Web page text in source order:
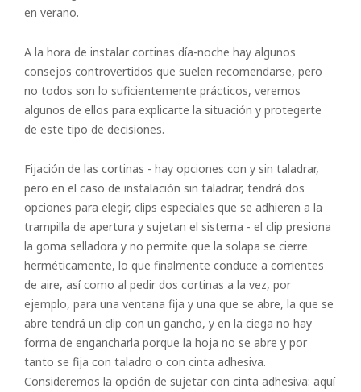
en verano.
A la hora de instalar cortinas día-noche hay algunos
consejos controvertidos que suelen recomendarse, pero
no todos son lo suficientemente prácticos, veremos
algunos de ellos para explicarte la situación y protegerte
de este tipo de decisiones.
Fijación de las cortinas - hay opciones con y sin taladrar,
pero en el caso de instalación sin taladrar, tendrá dos
opciones para elegir, clips especiales que se adhieren a la
trampilla de apertura y sujetan el sistema - el clip presiona
la goma selladora y no permite que la solapa se cierre
herméticamente, lo que finalmente conduce a corrientes
de aire, así como al pedir dos cortinas a la vez, por
ejemplo, para una ventana fija y una que se abre, la que se
abre tendrá un clip con un gancho, y en la ciega no hay
forma de engancharla porque la hoja no se abre y por
tanto se fija con taladro o con cinta adhesiva.
Consideremos la opción de sujetar con cinta adhesiva: aquí